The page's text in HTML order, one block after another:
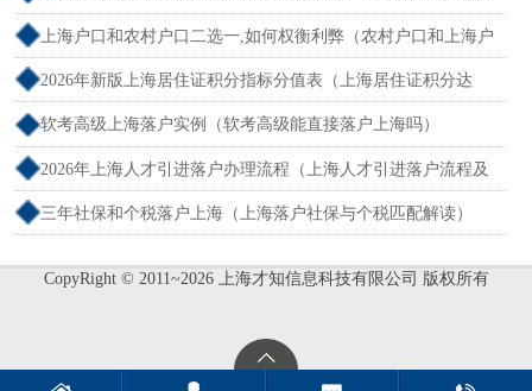
新规）
上海户口和农村户口二选一,如何权衡利弊（农村户口和上海户
口哪个值钱）
2026年新版上海居住证积分指标分值表（上海居住证积分达
标）
软考高级上海落户实例（软考高级能直接落户上海吗）
2026年上海人才引进落户办理流程（上海人才引进落户流程及
所需时间）
三年社保和个税落户上海（上海落户社保与个税匹配解读）
CopyRight © 2011~2026 上海才知信息科技有限公司 版权所有